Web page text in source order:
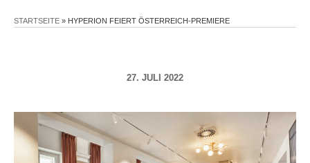
STARTSEITE » HYPERION FEIERT ÖSTERREICH-PREMIERE
27. JULI 2022